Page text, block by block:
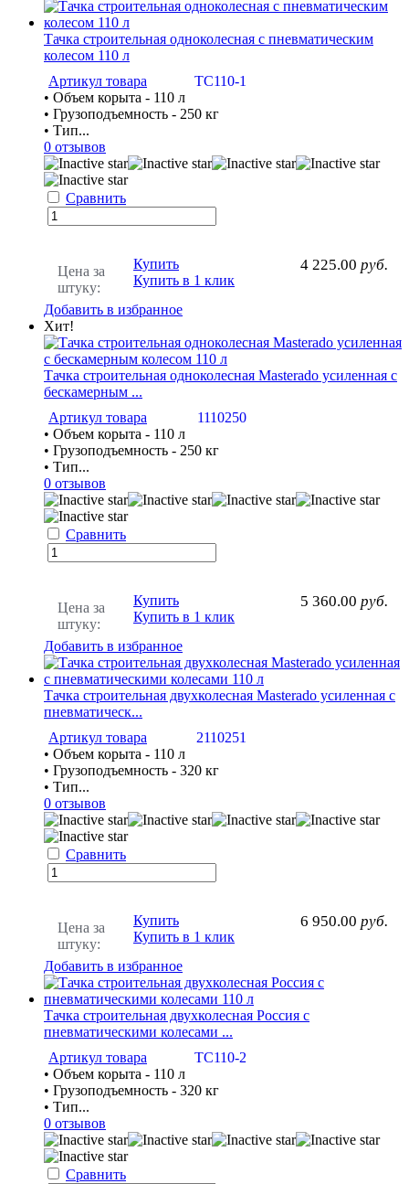
Тачка строительная одноколесная с пневматическим
колесом 110 л
Артикул товара
ТС110-1
• Объем корыта - 110 л
• Грузоподъемность - 250 кг
• Тип...
0 отзывов
Сравнить
Цена за
штуку:
4 225.00 руб.
Купить
Купить в 1 клик
Добавить в избранное
Хит!
Тачка строительная одноколесная Masterado усиленная с
бескамерным ...
Артикул товара
1110250
• Объем корыта - 110 л
• Грузоподъемность - 250 кг
• Тип...
0 отзывов
Сравнить
Цена за
штуку:
5 360.00 руб.
Купить
Купить в 1 клик
Добавить в избранное
Тачка строительная двухколесная Masterado усиленная с
пневматическ...
Артикул товара
2110251
• Объем корыта - 110 л
• Грузоподъемность - 320 кг
• Тип...
0 отзывов
Сравнить
Цена за
штуку:
6 950.00 руб.
Купить
Купить в 1 клик
Добавить в избранное
Тачка строительная двухколесная Россия с
пневматическими колесами ...
Артикул товара
ТС110-2
• Объем корыта - 110 л
• Грузоподъемность - 320 кг
• Тип...
0 отзывов
Сравнить